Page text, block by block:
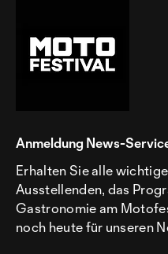
Anmeldung News-
Erhalten Sie alle
Ausstellenden, das
Gastronomie am
noch heute für unseren